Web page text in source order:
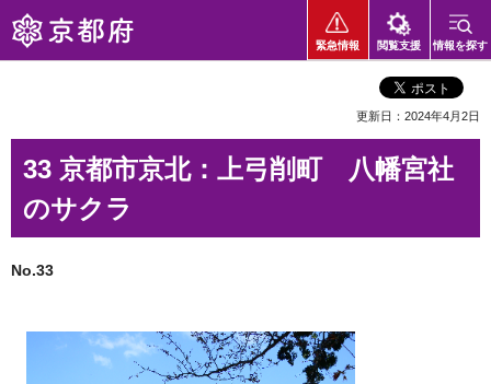
京都府
緊急情報 閲覧支援 情報を探す
更新日：2024年4月2日
33 京都市京北：上弓削町 八幡宮社
のサクラ
No.33